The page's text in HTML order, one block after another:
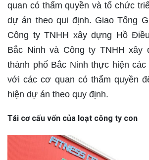
quan có thẩm quyền và tổ chức
dự án theo qui định. Giao Tổng
Công ty TNHH xây dựng Hồ
Bắc Ninh và Công ty TNHH xây
thành phố Bắc Ninh thực hiện
với các cơ quan có thẩm quyền
hiện dự án theo quy định.
Tái cơ cấu vốn của loạt công ty con